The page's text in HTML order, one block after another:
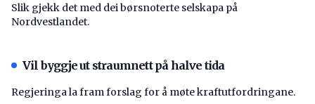
Slik gjekk det med dei børsnoterte selskapa på
Nordvestlandet.
Vil byggje ut straumnett på halve tida
Regjeringa la fram forslag for å møte kraftutfordringane.